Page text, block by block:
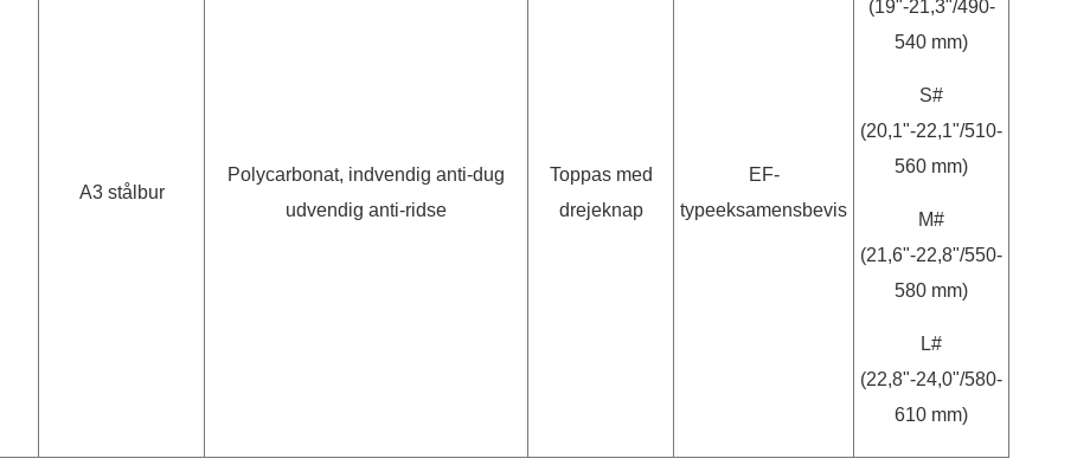
A3 stålbur
Polycarbonat, indvendig anti-dug
udvendig anti-ridse
Toppas med
drejeknap
EF-
typeeksamensbevis
(19"-21,3"/490-
540 mm)
S#
(20,1"-22,1"/510-
560 mm)
M#
(21,6"-22,8"/550-
580 mm)
L#
(22,8"-24,0"/580-
610 mm)